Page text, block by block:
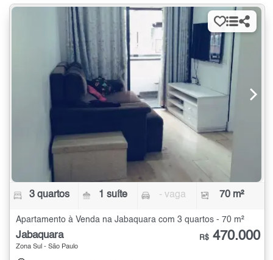
3 quartos 1 suíte - vaga 70 m²
Apartamento à Venda na Jabaquara com 3 quartos - 70 m²
Jabaquara
Zona Sul - São Paulo
R$ 470.000